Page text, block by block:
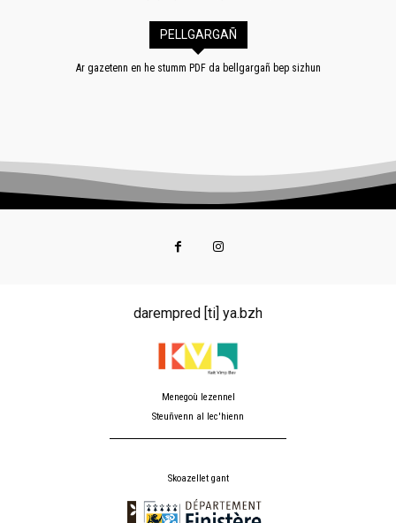
PELLGARGAÑ
Ar gazetenn en he stumm PDF da bellgargañ bep sizhun
darempred [ti] ya.bzh
Menegoù lezennel
Steuñvenn al lec'hienn
Skoazellet gant